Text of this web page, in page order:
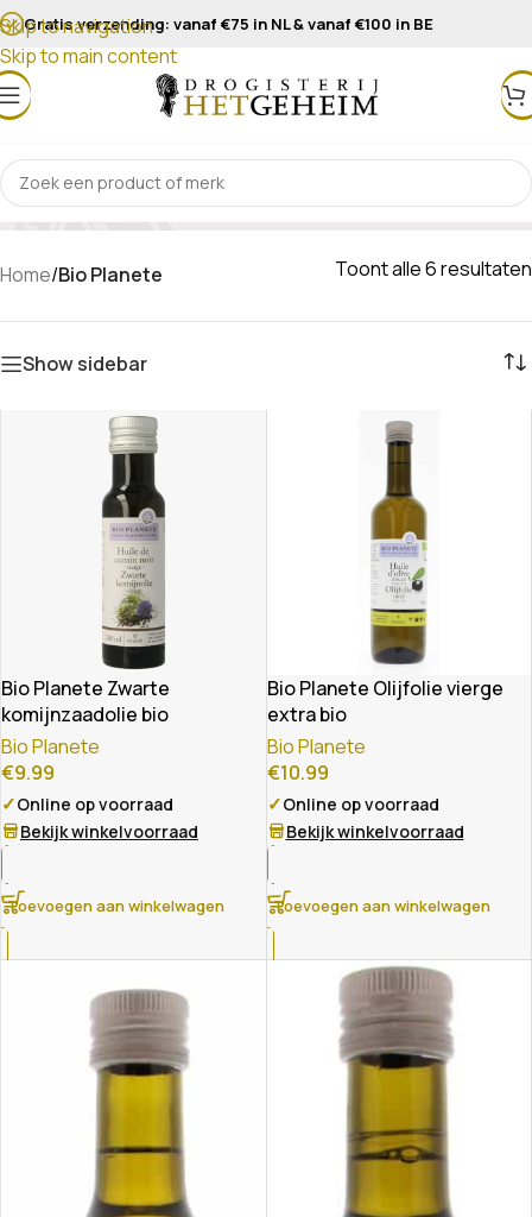
Skip to navigation
Skip to main content
Gratis verzending: vanaf €75 in NL & vanaf €100 in BE
Bio Planete
Home/Bio Planete Toont alle 6 resultaten
Show sidebar
Bio Planete Zwarte
komijnzaadolie bio
Bio Planete
€9.99
✓Online op voorraad
Bekijk winkelvoorraad
Toevoegen aan winkelwagen
Bio Planete Olijfolie vierge
extra bio
Bio Planete
€10.99
✓Online op voorraad
Bekijk winkelvoorraad
Toevoegen aan winkelwagen